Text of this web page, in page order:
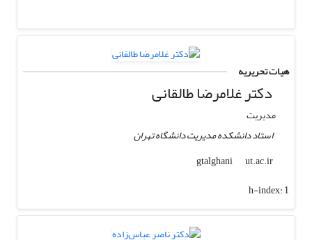
هیات تحریریه
دکتر غلامرضا طالقانی
مدیریت
استاد دانشکده مدیریت دانشگاه تهران
gtalghani
ut.ac.ir
h-index:1